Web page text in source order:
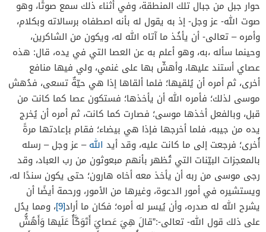
حوار جبل من جبال تلك المنطقة، وفي أثناء ذلك سمع صوتًا، وهو
صوت الله- عز وجل- إذ به يقول له بأنه اصطفاه برسالاته وبكلام،
وأمره – تعالى- أن يأخُذ ما آتاه الله له، ويكون من الشاكرين،
وحينما سأله ،به، وهو أعلم به عن العصا التي في يده، قال: هذه
عصاي أستند عليها، وأهشّ بها على غنمي، ولي فيها منافع
أخرى، ثم أمره أن يُلقيها؛ فلما ألقاها إذا هي حيّةٌ تسعى، فدُهش
موسى لذلك؛ فأمره الله أن يأخذها؛ فستكون عصا كما كانت من
قبل، وبالفعل أخذها موسى؛ فصارت كما كانت، ثم أمره أن يُخرج
يده من جيبه، فلما أخرجها فإذا هي بيضاء؛ فقام بإعادتها مرةً
أُخرى؛ فرجعت إلى ما كانت عليه، وقد أيد الله– عز وجل – رسله
بالمعجزات البيّنات التي تُظهر بأنهم مبعوثون من رب العباد، وقد
رجى موسى من ربه أن يأخذ معه أخاه هارون؛ حتى يكون سندًا له،
ويستشيره في أمور الدعوة، وغيرها من الأمور، ورحمة أيضًا أن
يشرح الله له صدره، وأن يُيسر له أمره؛ فكان ما أراد[9] ، ومما يدُل
على ذلك قول الله- تعالى-:”قالَ هِيَ عَصايَ أَتَوَكَّأُ عَلَيها وَأَهُشُّ